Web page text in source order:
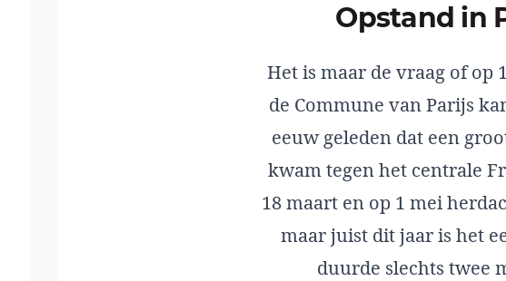
Opstand in
Het is maar de vraag of op
de Commune van Parijs
eeuw geleden dat een
kwam tegen het centrale
18 maart en op 1 mei
maar juist dit jaar is het
duurde slechts twee